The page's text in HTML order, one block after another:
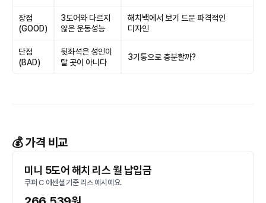
장점
(GOOD)
3도어와 다르지
않은 운동성능
해치백에서 보기 드문 파격적인
디자인
단점
(BAD)
뒷좌석은 성인이
탈 곳이 아니다
3기통으로 충분할까?
💰 가격 비교
미니 5도어 해치 리스 월 납입금
쿠퍼 C 에센셜 기준 리스 예시예요.